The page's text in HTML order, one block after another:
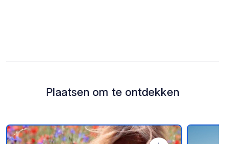
Plaatsen om te ontdekken